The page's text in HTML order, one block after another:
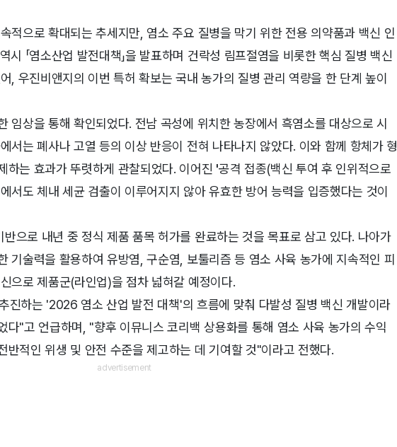
적으로 확대되는 추세지만, 염소 주요 질병을 막기 위한 전용 의약품과 백신 인
시 「염소산업 발전대책」을 발표하며 건락성 림프절염을 비롯한 핵심 질병 백신
, 우진비앤지의 이번 특허 확보는 국내 농가의 질병 관리 역량을 한 단계 높이
임상을 통해 확인되었다. 전남 곡성에 위치한 농장에서 흑염소를 대상으로 시
서는 폐사나 고열 등의 이상 반응이 전혀 나타나지 않았다. 이와 함께 항체가 형
하는 효과가 뚜렷하게 관찰되었다. 이어진 '공격 접종(백신 투여 후 인위적으로
서도 체내 세균 검출이 이루어지지 않아 유효한 방어 능력을 입증했다는 것이
으로 내년 중 정식 제품 품목 허가를 완료하는 것을 목표로 삼고 있다. 나아가
기술력을 활용하여 유방염, 구순염, 보툴리즘 등 염소 사육 농가에 지속적인 피
으로 제품군(라인업)을 점차 넓혀갈 예정이다.
진하는 '2026 염소 산업 발전 대책'의 흐름에 맞춰 다발성 질병 백신 개발이라
다"고 언급하며, "향후 이뮤니스 코리백 상용화를 통해 염소 사육 농가의 수익
반적인 위생 및 안전 수준을 제고하는 데 기여할 것"이라고 전했다.